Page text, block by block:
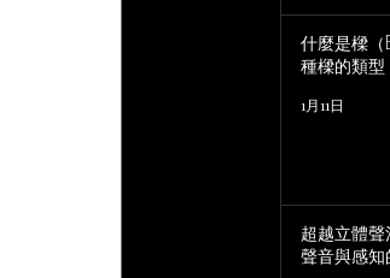
什麼是樑（
種樑的類型
1月11日
超越立體
聲音與感